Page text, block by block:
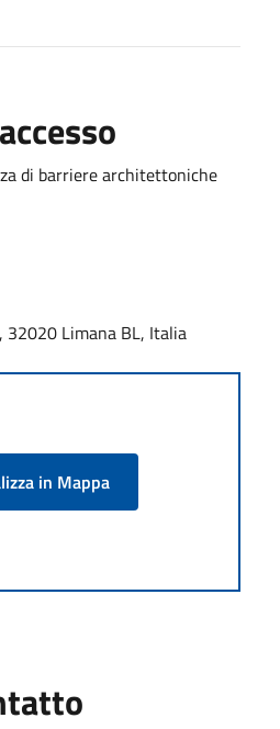
di barriere architettoniche
32020 Limana BL, Italia
in Mappa